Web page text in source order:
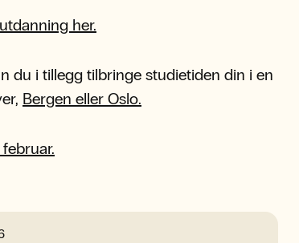
her.
du i tillegg tilbringe studietiden din i en
Bergen eller Oslo.